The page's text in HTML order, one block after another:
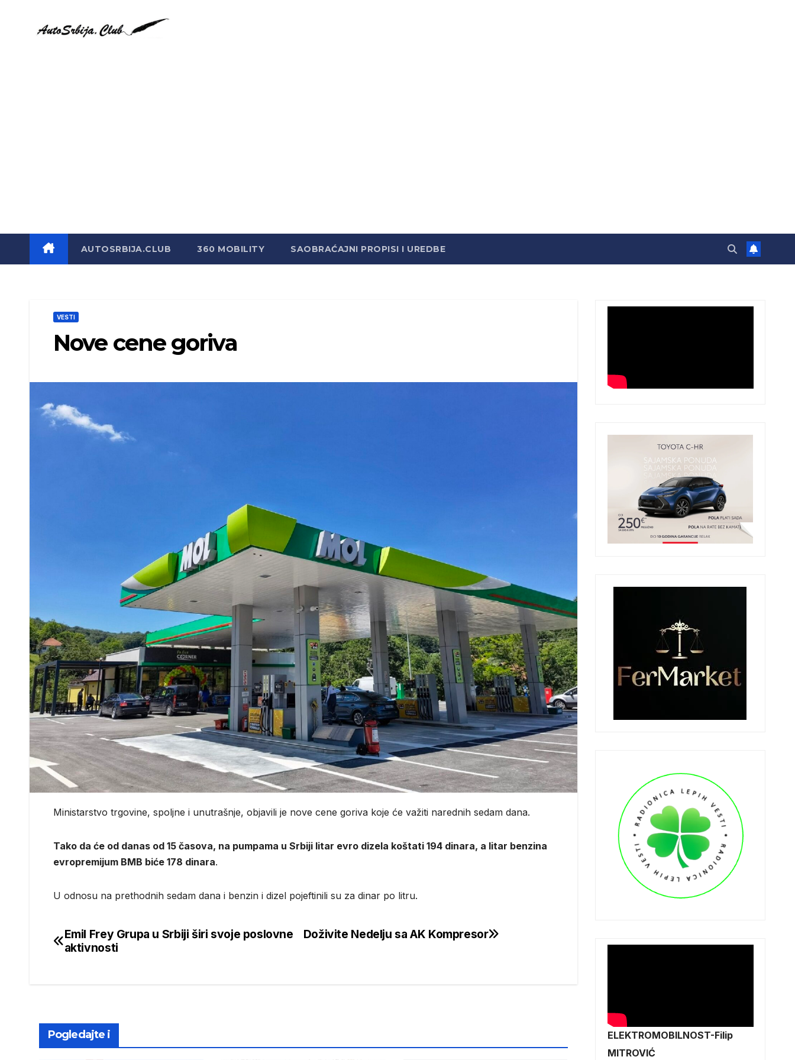
AUTOSRBIJA.CLUB 360 MOBILITY SAOBRAĆAJNI PROPISI I UREDBE
VESTI
Nove cene goriva
Ministarstvo trgovine, spoljne i unutrašnje, objavili je nove cene goriva koje će važiti narednih sedam dana.
Tako da će od danas od 15 časova, na pumpama u Srbiji litar evro dizela koštati 194 dinara, a litar benzina
evropremijum BMB biće 178 dinara.
U odnosu na prethodnih sedam dana i benzin i dizel pojeftinili su za dinar po litru.
Post
Doživite Nedelju sa AK Kompresor
Emil Frey Grupa u Srbiji širi svoje poslovne
aktivnosti
Pogledajte i
ELEKTROMOBILNOST-Filip
MITROVIĆ